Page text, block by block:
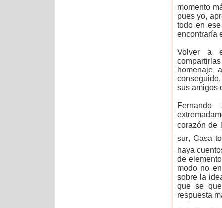
momento
pues yo,
todo en
encontraría
Volver a
homenaje
sus amigos
Fernando
corazón de
sur, Casa
haya
de
modo no
sobre la
que se
respuesta